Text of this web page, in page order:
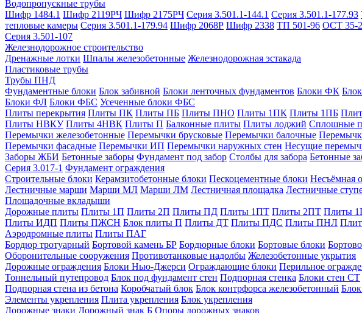
Водопропускные трубы
Шифр 1484.1 Шифр 2119РЧ Шифр 2175РЧ Серия 3.501.1-144.1 Серия 3.501.1-177.93
тепловые камеры Серия 3.501.1-179.94 Шифр 2068Р Шифр 2338 ТП 501-96 ОСТ 35-
Серия 3.501-107
Железнодорожное строительство
Дренажные лотки Шпалы железобетонные Железнодорожная эстакада
Пластиковые трубы
Трубы ПНД
Фундаментные блоки Блок забивной Блоки ленточных фундаментов Блоки ФК
Блоки ФЛ Блоки ФБС Усеченные блоки ФБС
Плиты перекрытия Плиты ПК Плиты ПБ Плиты ПНО Плиты 1ПК Плиты 1ПБ
Плиты НВКУ Плиты 4НВК Плиты П Балконные плиты Плиты лоджий Сплошные
Перемычки железобетонные Перемычки брусковые Перемычки балочные
Перемычки фасадные Перемычки ИП Перемычки наружных стен Несущие
Заборы ЖБИ Бетонные заборы Фундамент под забор Столбы для забора Бетонные
Серия 3.017-1 Фундамент ограждения
Строительные блоки Керамзитобетонные блоки Пескоцементные блоки Несъёмная
Лестничные марши Марши МЛ Марши ЛМ Лестничная площадка Лестничные
Площадочные вкладыши
Дорожные плиты Плиты 1П Плиты 2П Плиты ПД Плиты 1ПТ Плиты 2ПТ Плиты
Плиты ИДП Плиты ПЖСН Блок плиты П Плиты ДТ Плиты ПДС Плиты ПНЛ
Аэродромные плиты Плиты ПАГ
Бордюр тротуарный Бортовой камень БР Бордюрные блоки Бортовые блоки
Оборонительные сооружения Противотанковые надолбы Железобетонные укрытия
Дорожные ограждения Блоки Нью-Джерси Ограждающие блоки Перильное
Тоннельный путепровод Блок под фундамент стен Подпорная стенка Блоки стен СТ
Подпорная стена из бетона Коробчатый блок Блок контрфорса железобетонный
Элементы укрепления Плита укрепления Блок укрепления
Дорожные знаки Дорожный знак Б Опоры дорожных знаков